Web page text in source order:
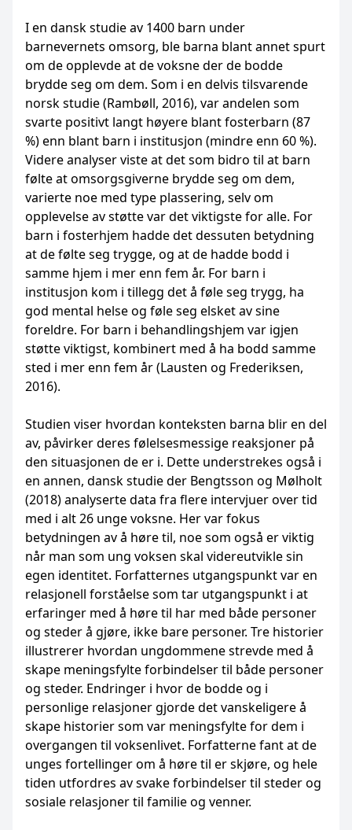
I en dansk studie av 1400 barn under
barnevernets omsorg, ble barna blant annet spurt
om de opplevde at de voksne der de bodde
brydde seg om dem. Som i en delvis tilsvarende
norsk studie (Rambøll, 2016), var andelen som
svarte positivt langt høyere blant fosterbarn (87
%) enn blant barn i institusjon (mindre enn 60 %).
Videre analyser viste at det som bidro til at barn
følte at omsorgsgiverne brydde seg om dem,
varierte noe med type plassering, selv om
opplevelse av støtte var det viktigste for alle. For
barn i fosterhjem hadde det dessuten betydning
at de følte seg trygge, og at de hadde bodd i
samme hjem i mer enn fem år. For barn i
institusjon kom i tillegg det å føle seg trygg, ha
god mental helse og føle seg elsket av sine
foreldre. For barn i behandlingshjem var igjen
støtte viktigst, kombinert med å ha bodd samme
sted i mer enn fem år (Lausten og Frederiksen,
2016).
Studien viser hvordan konteksten barna blir en del
av, påvirker deres følelsesmessige reaksjoner på
den situasjonen de er i. Dette understrekes også i
en annen, dansk studie der Bengtsson og Mølholt
(2018) analyserte data fra flere intervjuer over tid
med i alt 26 unge voksne. Her var fokus
betydningen av å høre til, noe som også er viktig
når man som ung voksen skal videreutvikle sin
egen identitet. Forfatternes utgangspunkt var en
relasjonell forståelse som tar utgangspunkt i at
erfaringer med å høre til har med både personer
og steder å gjøre, ikke bare personer. Tre historier
illustrerer hvordan ungdommene strevde med å
skape meningsfylte forbindelser til både personer
og steder. Endringer i hvor de bodde og i
personlige relasjoner gjorde det vanskeligere å
skape historier som var meningsfylte for dem i
overgangen til voksenlivet. Forfatterne fant at de
unges fortellinger om å høre til er skjøre, og hele
tiden utfordres av svake forbindelser til steder og
sosiale relasjoner til familie og venner.